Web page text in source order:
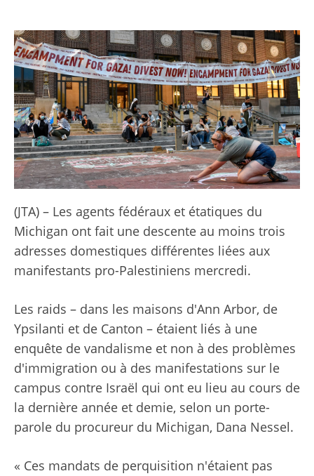
(JTA) – Les agents fédéraux et étatiques du
Michigan ont fait une descente au moins trois
adresses domestiques différentes liées aux
manifestants pro-Palestiniens mercredi.
Les raids – dans les maisons d'Ann Arbor, de
Ypsilanti et de Canton – étaient liés à une
enquête de vandalisme et non à des problèmes
d'immigration ou à des manifestations sur le
campus contre Israël qui ont eu lieu au cours de
la dernière année et demie, selon un porte-
parole du procureur du Michigan, Dana Nessel.
« Ces mandats de perquisition n'étaient pas